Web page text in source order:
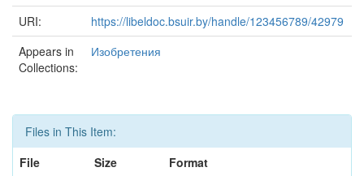
URI:
https://libeldoc.bsuir.by/handle/123456789/42979
Appears in
Collections:
Изобретения
Files in This Item:
File
Size
Format